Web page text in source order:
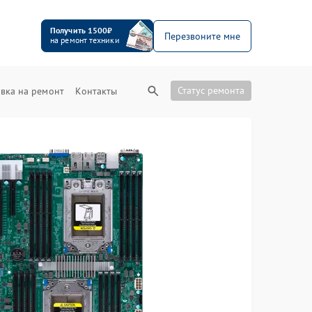
Получить 1500₽
на ремонт техники
Перезвоните мне
на ремонт Контакты Статус ремонта